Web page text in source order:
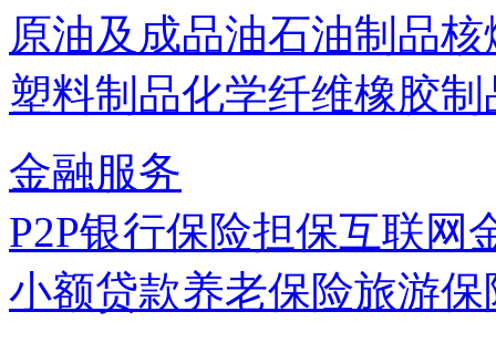
原油及成品油石油制品核
塑料制品化学纤维橡胶制
金融服务
P2P银行保险担保互联网
小额贷款养老保险旅游保